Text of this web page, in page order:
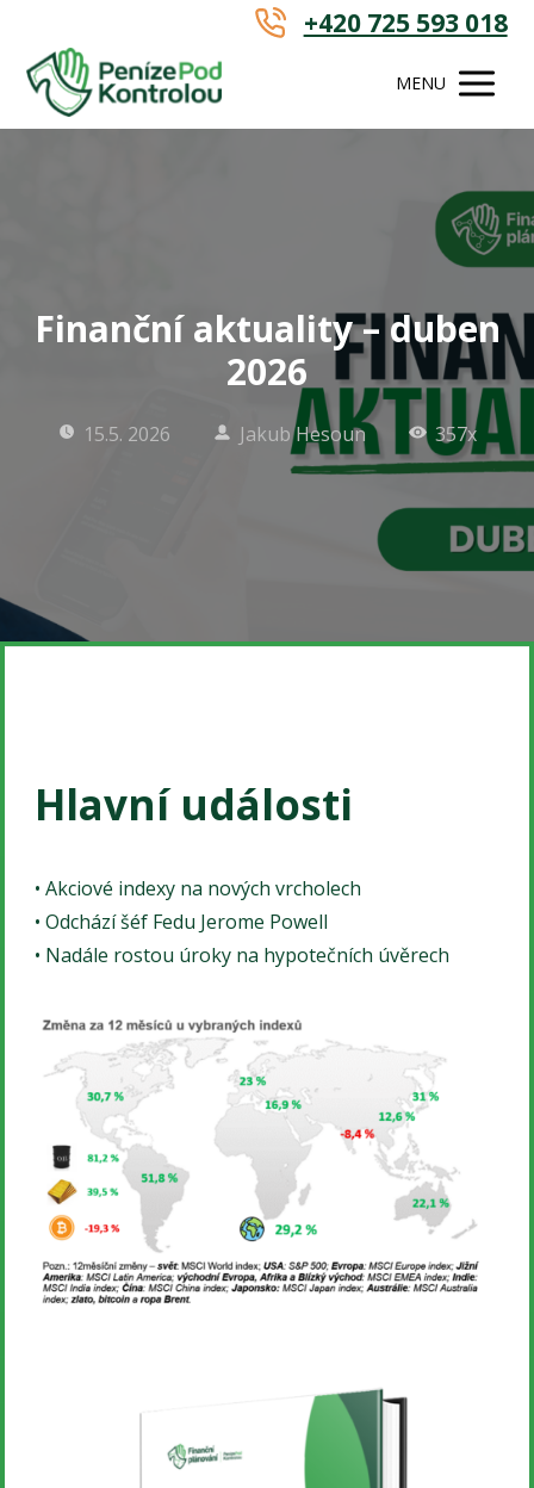
+420 725 593 018
MENU
Finanční aktuality – duben
2026
15.5. 2026 Jakub Hesoun 357x
Hlavní události
• Akciové indexy na nových vrcholech
• Odchází šéf Fedu Jerome Powell
• Nadále rostou úroky na hypotečních úvěrech